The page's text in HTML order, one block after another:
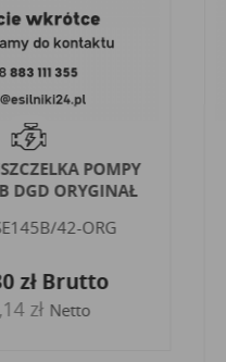
POMPY
DGD ORYGINAŁ
42-ORG
złBrutto
zł Netto